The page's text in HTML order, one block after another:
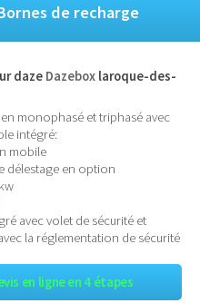
de recharge
daze Dazebox laroque-des-
monophasé et triphasé avec
intégré:
mobile
délestage en option
avec volet de sécurité et
la réglementation de sécurité
en ligne en 4 étapes